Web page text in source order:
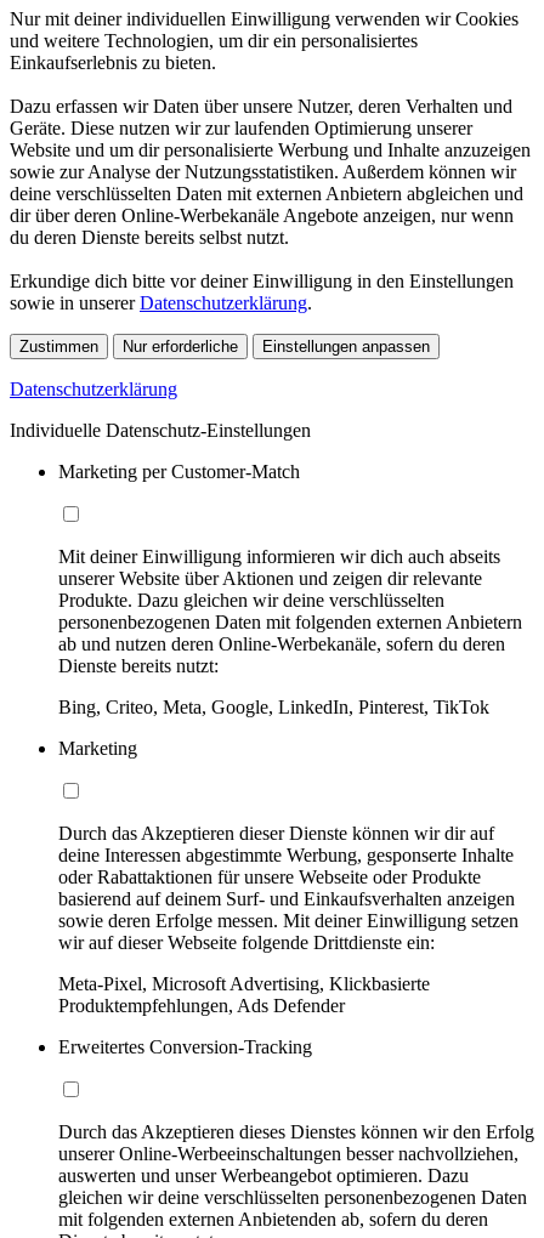
Nur mit deiner individuellen Einwilligung verwenden wir Cookies
und weitere Technologien, um dir ein personalisiertes
Einkaufserlebnis zu bieten.
Dazu erfassen wir Daten über unsere Nutzer, deren Verhalten und
Geräte. Diese nutzen wir zur laufenden Optimierung unserer
Website und um dir personalisierte Werbung und Inhalte anzuzeigen
sowie zur Analyse der Nutzungsstatistiken. Außerdem können wir
deine verschlüsselten Daten mit externen Anbietern abgleichen und
dir über deren Online-Werbekanäle Angebote anzeigen, nur wenn
du deren Dienste bereits selbst nutzt.
Erkundige dich bitte vor deiner Einwilligung in den Einstellungen
sowie in unsererDatenschutzerklärung.
Zustimmen Nur erforderliche Einstellungen anpassen
Datenschutzerklärung
Individuelle Datenschutz-Einstellungen
Marketing per Customer-Match
Mit deiner Einwilligung informieren wir dich auch abseits
unserer Website über Aktionen und zeigen dir relevante
Produkte. Dazu gleichen wir deine verschlüsselten
personenbezogenen Daten mit folgenden externen Anbietern
ab und nutzen deren Online-Werbekanäle, sofern du deren
Dienste bereits nutzt:
Bing, Criteo, Meta, Google, LinkedIn, Pinterest, TikTok
Marketing
Durch das Akzeptieren dieser Dienste können wir dir auf
deine Interessen abgestimmte Werbung, gesponserte Inhalte
oder Rabattaktionen für unsere Webseite oder Produkte
basierend auf deinem Surf- und Einkaufsverhalten anzeigen
sowie deren Erfolge messen. Mit deiner Einwilligung setzen
wir auf dieser Webseite folgende Drittdienste ein:
Meta-Pixel, Microsoft Advertising, Klickbasierte
Produktempfehlungen, Ads Defender
Erweitertes Conversion-Tracking
Durch das Akzeptieren dieses Dienstes können wir den Erfolg
unserer Online-Werbeeinschaltungen besser nachvollziehen,
auswerten und unser Werbeangebot optimieren. Dazu
gleichen wir deine verschlüsselten personenbezogenen Daten
mit folgenden externen Anbietenden ab, sofern du deren